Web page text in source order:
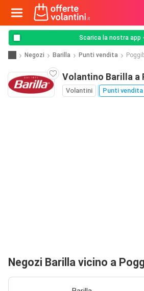
Scarica la nostra app
Negozi Barilla Punti vendita
Volantino Barilla a
Volantini Punti vendita
Negozi Barilla vicino a